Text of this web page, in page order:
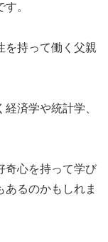
。
を持って働く父親
済学や統計学、
奇心を持って学び
るのかもしれま